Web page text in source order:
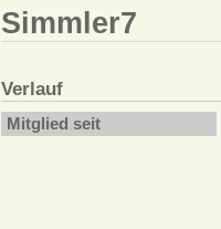
Simmler7
Verlauf
Mitglied seit